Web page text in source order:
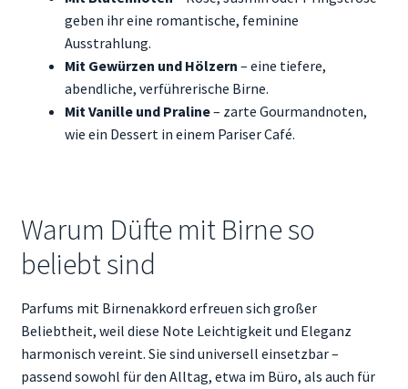
geben ihr eine romantische, feminine
Ausstrahlung.
Mit Gewürzen und Hölzern – eine tiefere,
abendliche, verführerische Birne.
Mit Vanille und Praline– zarte Gourmandnoten,
wie ein Dessert in einem Pariser Café.
Warum Düfte mit Birne so
beliebt sind
Parfums mit Birnenakkord erfreuen sich großer
Beliebtheit, weil diese Note Leichtigkeit und Eleganz
harmonisch vereint. Sie sind universell einsetzbar –
passend sowohl für den Alltag, etwa im Büro, als auch für